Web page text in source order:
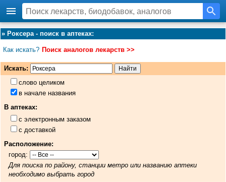
» Роксера - поиск в аптеках:
Как искать? Поиск аналогов лекарств >>
Искать:
слово целиком
в начале названия
В аптеках:
с электронным заказом
с доставкой
Расположение:
город:
Для поиска по району, станции метро или названию аптеки
необходимо выбрать город